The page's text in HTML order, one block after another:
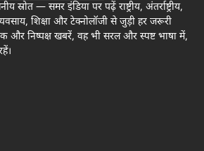
स्रोत — समर इंडिया पर पढ़ें राष्ट्रीय, अंतर्राष्ट्रीय,
शिक्षा और टेक्नोलॉजी से जुड़ी हर जरूरी
और निष्पक्ष खबरें, वह भी सरल और स्पष्ट भाषा में,